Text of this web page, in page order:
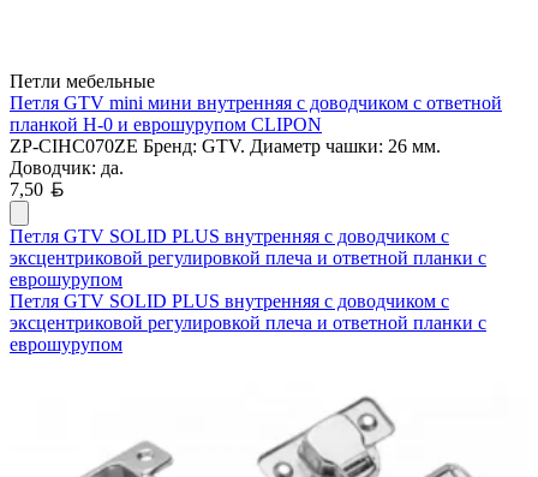
Петли мебельные
Петля GTV mini мини внутренняя с доводчиком с ответной
планкой H-0 и еврошурупом CLIPON
ZP-CIHC070ZE Бренд: GTV. Диаметр чашки: 26 мм.
Доводчик: да.
7,50
Петля GTV SOLID PLUS внутренняя с доводчиком с
эксцентриковой регулировкой плеча и ответной планки с
еврошурупом
Петля GTV SOLID PLUS внутренняя с доводчиком с
эксцентриковой регулировкой плеча и ответной планки с
еврошурупом